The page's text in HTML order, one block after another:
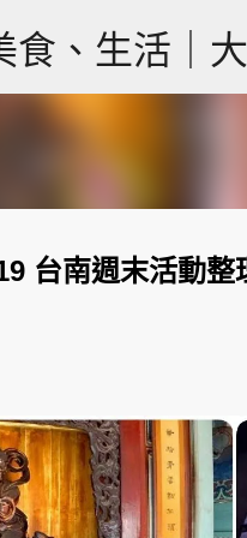
食、生活｜
台南週末活動整